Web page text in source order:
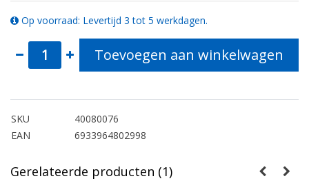
Op voorraad: Levertijd 3 tot 5 werkdagen.
Toevoegen aan winkelwagen
SKU
40080076
EAN
6933964802998
Gerelateerde producten (1)